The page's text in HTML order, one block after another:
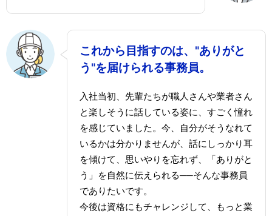
これから目指すのは、"ありがと
う"を届けられる事務員。
入社当初、先輩たちが職人さんや業者さん
と楽しそうに話している姿に、すごく憧れ
を感じていました。今、自分がそうなれて
いるかは分かりませんが、話にしっかり耳
を傾けて、思いやりを忘れず、「ありがと
う」を自然に伝えられる──そんな事務員
でありたいです。
今後は資格にもチャレンジして、もっと業